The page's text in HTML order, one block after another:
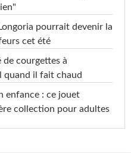
pourrait devenir la
cet été
de courgettes à
quand il fait chaud
enfance : ce jouet
collection pour adultes